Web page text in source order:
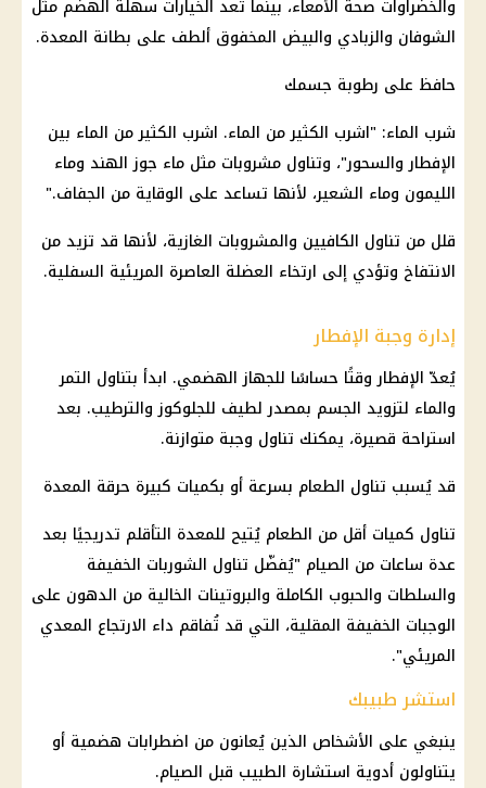
والخضراوات صحة الأمعاء، بينما تُعد الخيارات سهلة الهضم مثل
الشوفان والزبادي والبيض المخفوق ألطف على بطانة المعدة.
حافظ على رطوبة جسمك
شرب الماء: "اشرب الكثير من الماء. اشرب الكثير من الماء بين
الإفطار والسحور"، وتناول مشروبات مثل ماء جوز الهند وماء
الليمون وماء الشعير، لأنها تساعد على الوقاية من الجفاف."
قلل من تناول الكافيين والمشروبات الغازية، لأنها قد تزيد من
الانتفاخ وتؤدي إلى ارتخاء العضلة العاصرة المريئية السفلية.
إدارة وجبة الإفطار
يُعدّ الإفطار وقتًا حساسًا للجهاز الهضمي. ابدأ بتناول التمر
والماء لتزويد الجسم بمصدر لطيف للجلوكوز والترطيب. بعد
استراحة قصيرة، يمكنك تناول وجبة متوازنة.
قد يُسبب تناول الطعام بسرعة أو بكميات كبيرة حرقة المعدة
تناول كميات أقل من الطعام يُتيح للمعدة التأقلم تدريجيًا بعد
عدة ساعات من الصيام "يُفضّل تناول الشوربات الخفيفة
والسلطات والحبوب الكاملة والبروتينات الخالية من الدهون على
الوجبات الخفيفة المقلية، التي قد تُفاقم داء الارتجاع المعدي
المريئي".
استشر طبيبك
ينبغي على الأشخاص الذين يُعانون من اضطرابات هضمية أو
يتناولون أدوية استشارة الطبيب قبل الصيام.